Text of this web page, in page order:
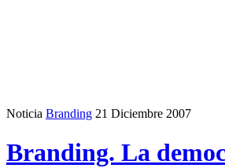
Noticia Branding 21 Diciembre 2007
Branding. La